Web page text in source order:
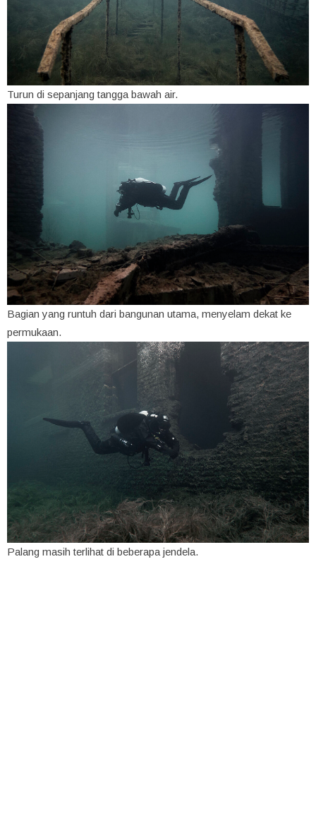
Turun di sepanjang tangga bawah air.
Bagian yang runtuh dari bangunan utama, menyelam dekat ke
permukaan.
Palang masih terlihat di beberapa jendela.